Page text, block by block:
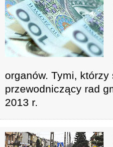
organów. Tymi,
przewodniczący rad
2013 r.